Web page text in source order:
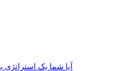
آیا شما یک استراتژی